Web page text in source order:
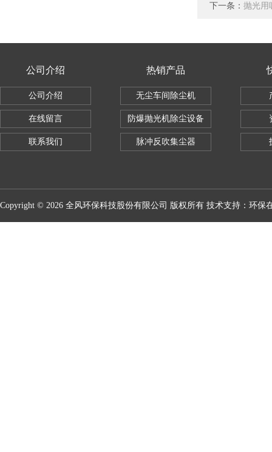
下一条： 抛光用
公司介绍
公司介绍
在线留言
联系我们
热销产品
无尘车间除尘机
防爆抛光机除尘设备
脉冲反吹集尘器
Copyright © 2026 全风环保科技股份有限公司 版权所有 技术支持： 环保